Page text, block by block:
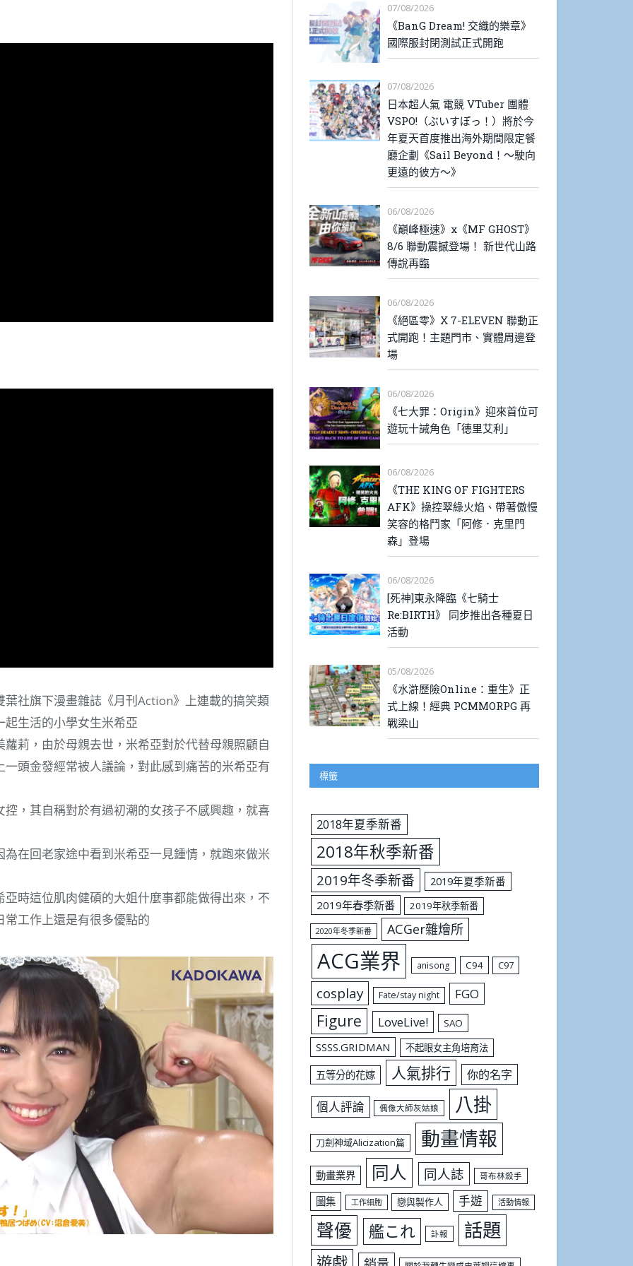
葉社旗下漫畫雜誌《月刊Action》上連載的搞笑類
生活的小學女生米希亞
莉，由於母親去世，米希亞對於代替母親照顧自
頭金發經常被人議論，對此感到痛苦的米希亞有
，其自稱對於有過初潮的女孩子不感興趣，就喜
在回老家途中看到米希亞一見鍾情，就跑來做米
時這位肌肉健碩的大姐什麼事都能做得出來，不
工作上還是有很多優點的
07/08/2026
《BanG Dream! 交織的樂章》
國際服封閉測試正式開跑
07/08/2026
日本超人氣 電競 VTuber 團體
VSPO!（ぶいすぽっ！）將於今
年夏天首度推出海外期間限定餐
廳企劃《Sail Beyond！～駛向
更遠的彼方～》
06/08/2026
《巔峰極速》x《MF GHOST》
8/6 聯動震撼登場！ 新世代山路
傳說再臨
06/08/2026
《絕區零》X 7-ELEVEN 聯動正
式開跑！主題門市、實體周邊登
場
06/08/2026
《七大罪：Origin》迎來首位可
遊玩十誡角色「德里艾利」
06/08/2026
《THE KING OF FIGHTERS
AFK》操控翠綠火焰、帶著傲慢
笑容的格鬥家「阿修．克里門
森」登場
06/08/2026
[死神]東永降臨《七騎士
Re:BIRTH》 同步推出各種夏日
活動
05/08/2026
《水滸歷險Online：重生》正
式上線！經典 PCMMORPG 再
戰梁山
標籤
2018年夏季新番
2018年秋季新番
2019年冬季新番
2019年夏季新番
2019年春季新番
2019年秋季新番
2020年冬季新番 ACGer雜燴所
ACG業界 anisong C94 C97
cosplay Fate/stay night FGO
Figure LoveLive! SAO
SSSS.GRIDMAN 不起眼女主角培育法
五等分的花嫁 人氣排行 你的名字
個人評論 偶像大師灰姑娘 八掛
刀劍神域Alicization篇 動畫情報
動畫業界 同人 同人誌 哥布林殺手
圖集 工作細胞 戀與製作人 手遊 活動情報
聲優 艦これ 訃報 話題